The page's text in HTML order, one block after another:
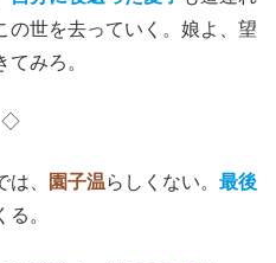
の世を去っていく。娘よ、望
みろ。
◇
、 園子温らしくない。 最後
る。